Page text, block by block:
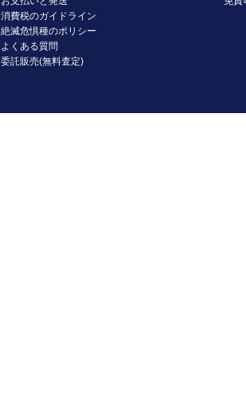
消費税のガイドライン
絶滅危惧種のポリシー
よくある質問
委託販売(無料査定)